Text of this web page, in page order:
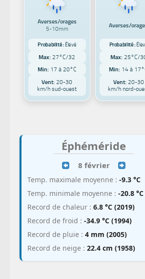
Averses/orages
5-10mm
Probabilité : Élevé
Max: 27°C/32
Min: 17 à 20°C
Vent: 20-30
km/h sud-ouest
Averses/
Probabilité :
Max: 25°C/
Min: 14 à
Vent:20-30
km/h nord-
Éphéméride
8 février
Temp. maximale moyenne : -9.3 °C
Temp. minimale moyenne : -20.8 °C
Record de chaleur : 6.8 °C (2019)
Record de froid : -34.9 °C (1994)
Record de pluie : 4 mm (2005)
Record de neige : 22.4 cm (1958)